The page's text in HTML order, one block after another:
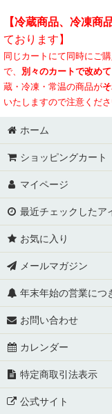
【冷蔵商品、冷凍商
ております】
同じカートにて同時にご
で、 別々のカートで改め
蔵・冷凍・常温の商品が
いたしますので注意くださ
ホーム
ショッピングカート
マイページ
最近チェックしたア
お気に入り
メールマガジン
年末年始の営業につ
お問い合わせ
カレンダー
特定商取引法表示
公式サイト